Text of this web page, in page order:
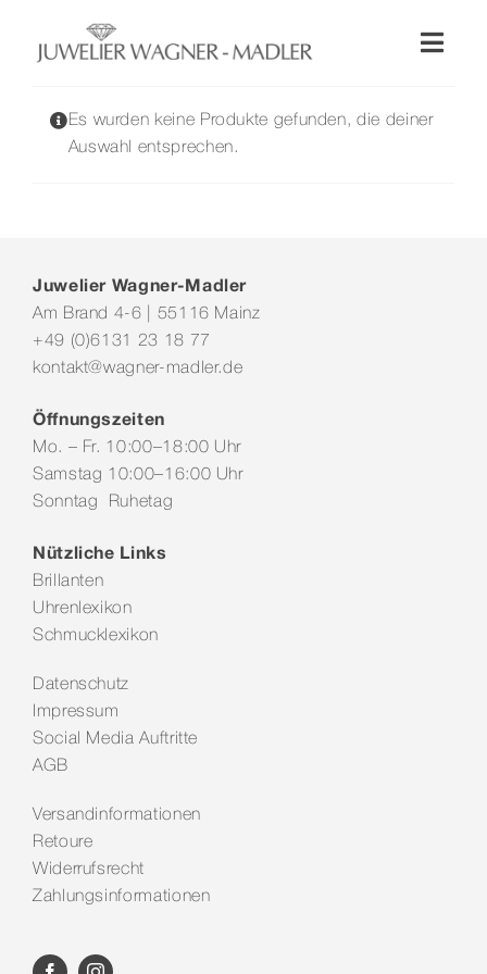
springen
Wellendorff
Service & Leistungen
Es wurden keine Produkte gefunden, die deiner
Auswahl entsprechen.
Juwelier Wagner-Madler
Am Brand 4-6 | 55116 Mainz
+49 (0)6131 23 18 77
kontakt@wagner-madler.de
Öffnungszeiten
Mo. – Fr. 10:00–18:00 Uhr
Samstag 10:00–16:00 Uhr
Sonntag Ruhetag
Nützliche Links
Brillanten
Uhrenlexikon
Schmucklexikon
Datenschutz
Impressum
Social Media Auftritte
AGB
Versandinformationen
Retoure
Widerrufsrecht
Zahlungsinformationen